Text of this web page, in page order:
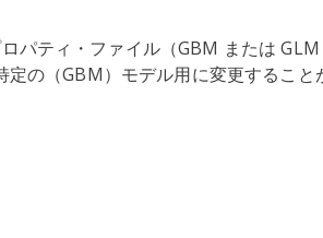
パティ・ファイル（GBM または GLM
定の（GBM）モデル用に変更すること